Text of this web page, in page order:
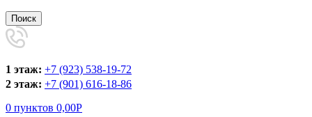
Поиск
1 этаж: +7 (923) 538-19-72
2 этаж: +7 (901) 616-18-86
0 пунктов 0,00Р